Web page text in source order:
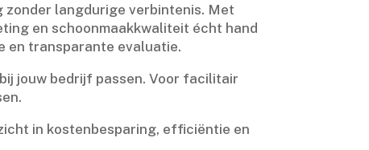
langdurige verbintenis.​ Met
en schoonmaakkwaliteit écht hand
en transparante evaluatie.​
jouw bedrijf passen.​ Voor facilitair
in kostenbesparing, efficiëntie en